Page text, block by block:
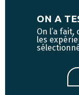
ON A
On l’a fait,
les